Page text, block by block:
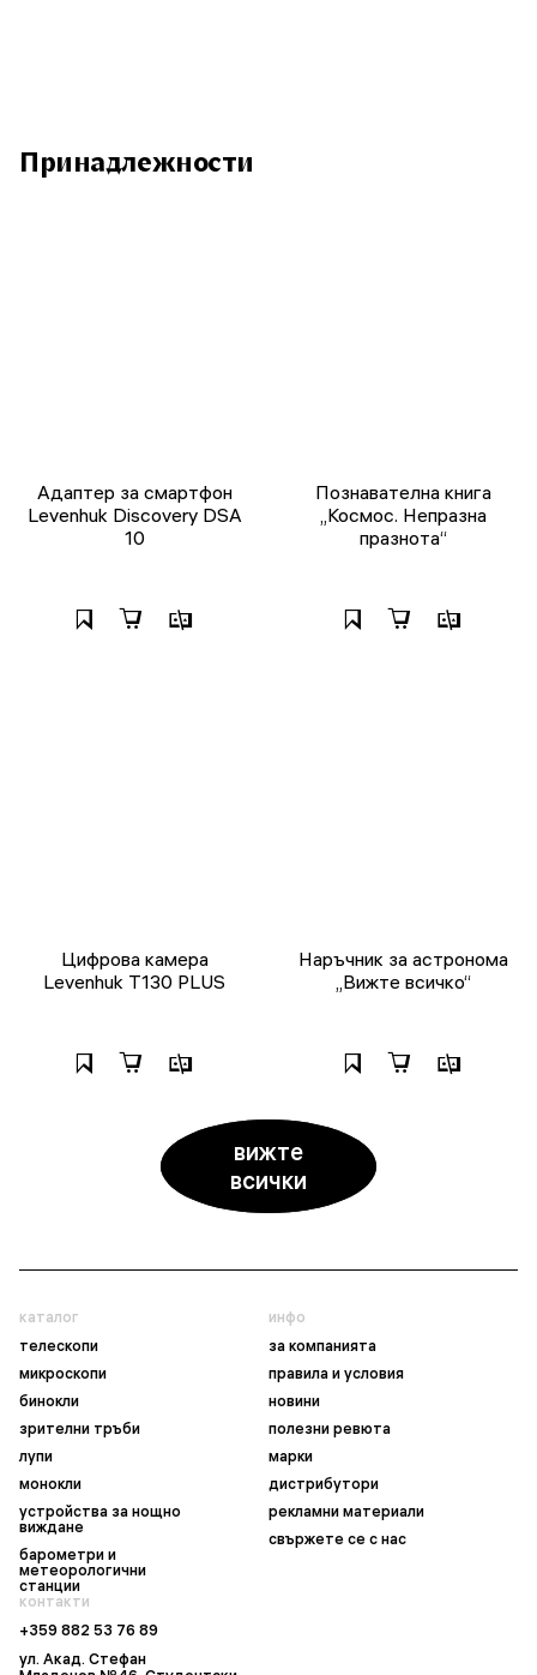
Принадлежности
Адаптер за смартфон
Levenhuk Discovery DSA
10
Познавателна книга
„Космос. Непразна
празнота“
Цифрова камера
Levenhuk T130 PLUS
Наръчник за астронома
„Вижте всичко“
вижте
всички
каталог
телескопи
микроскопи
бинокли
зрителни тръби
лупи
монокли
устройства за нощно
виждане
барометри и
метеорологични
станции
инфо
за компанията
правила и условия
новини
полезни ревюта
марки
дистрибутори
рекламни материали
свържете се с нас
контакти
+359 882 53 76 89
ул. Акад. Стефан